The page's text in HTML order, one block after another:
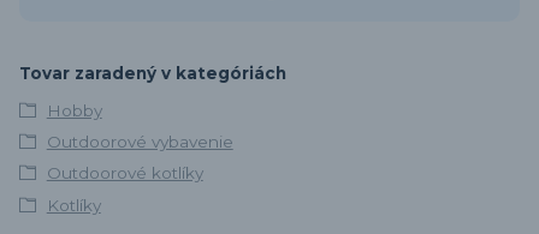
Tovar zaradený v kategóriách
Hobby
Outdoorové vybavenie
Outdoorové kotlíky
Kotlíky